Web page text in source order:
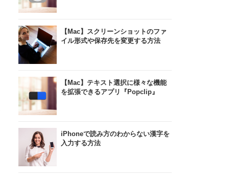
【Mac】スクリーンショットのファ
イル形式や保存先を変更する方法
【Mac】テキスト選択に様々な機能
を拡張できるアプリ『Popclip』
iPhoneで読み方のわからない漢字を
入力する方法